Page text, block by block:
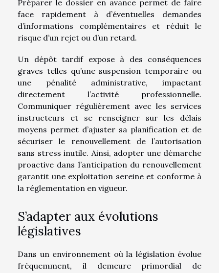
Préparer le dossier en avance permet de faire
face rapidement à d’éventuelles demandes
d’informations complémentaires et réduit le
risque d’un rejet ou d’un retard.
Un dépôt tardif expose à des conséquences
graves telles qu’une suspension temporaire ou
une pénalité administrative, impactant
directement l’activité professionnelle.
Communiquer régulièrement avec les services
instructeurs et se renseigner sur les délais
moyens permet d’ajuster sa planification et de
sécuriser le renouvellement de l’autorisation
sans stress inutile. Ainsi, adopter une démarche
proactive dans l’anticipation du renouvellement
garantit une exploitation sereine et conforme à
la réglementation en vigueur.
S’adapter aux évolutions
législatives
Dans un environnement où la législation évolue
fréquemment, il demeure primordial de